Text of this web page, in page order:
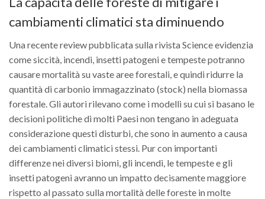
cambiamenti climatici sta diminuendo
Una recente review pubblicata sulla rivista Science evidenzia
come siccità, incendi, insetti patogeni e tempeste potranno
causare mortalità su vaste aree forestali, e quindi ridurre la
quantità di carbonio immagazzinato (stock) nella biomassa
forestale. Gli autori rilevano come i modelli su cui si basano le
decisioni politiche di molti Paesi non tengano in adeguata
considerazione questi disturbi, che sono in aumento a causa
dei cambiamenti climatici stessi. Pur con importanti
differenze nei diversi biomi, gli incendi, le tempeste e gli
insetti patogeni avranno un impatto decisamente maggiore
rispetto al passato sulla mortalità delle foreste in molte